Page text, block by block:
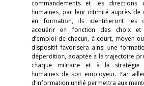
commandements et les directions
humaines, par leur intimité auprès de
en formation, ils identifieront les
acquérir en fonction des choix et
d’emploi de chacun, à court, moyen
dispositif favorisera ainsi une
déperdition, adaptée à la trajectoire
chaque militaire et à la stratégie
humaines de son employeur. Par
d’information unifié permettra aux